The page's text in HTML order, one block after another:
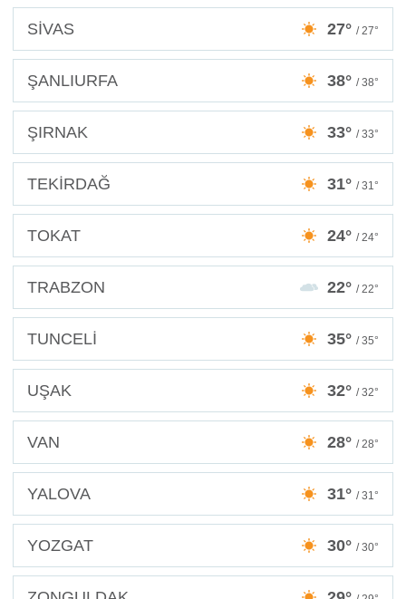
SİVAS 27° / 27°
ŞANLIURFA 38° / 38°
ŞIRNAK 33° / 33°
TEKİRDAĞ 31° / 31°
TOKAT 24° / 24°
TRABZON 22° / 22°
TUNCELİ 35° / 35°
UŞAK 32° / 32°
VAN 28° / 28°
YALOVA 31° / 31°
YOZGAT 30° / 30°